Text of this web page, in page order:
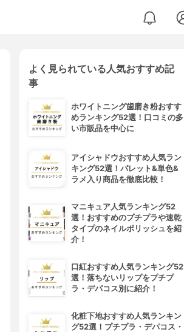
よく見られている人気おすすめ記
事
ホワイトニング歯磨き粉おすす
めランキング52選！口コミの多
い市販品を中心に
アイシャドウおすすめ人気ラン
キング52選！パレット&単色&
ラメ入り商品を徹底比較！
マニキュア人気ランキング52
選！おすすめのプチプラや速乾
タイプのネイルポリッシュを紹
介！
口紅おすすめ人気ランキング52
選！落ちないリップをプチプ
ラ・デパコス別に紹介！
化粧下地おすすめ人気ランキン
グ52選！プチプラ・デパコス・